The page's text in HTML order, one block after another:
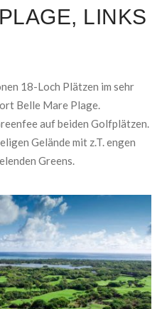
LINKS
18-Loch Plätzen im sehr
Belle Mare Plage.
auf beiden Golfplätzen.
Gelände mit z.T. engen
Greens.